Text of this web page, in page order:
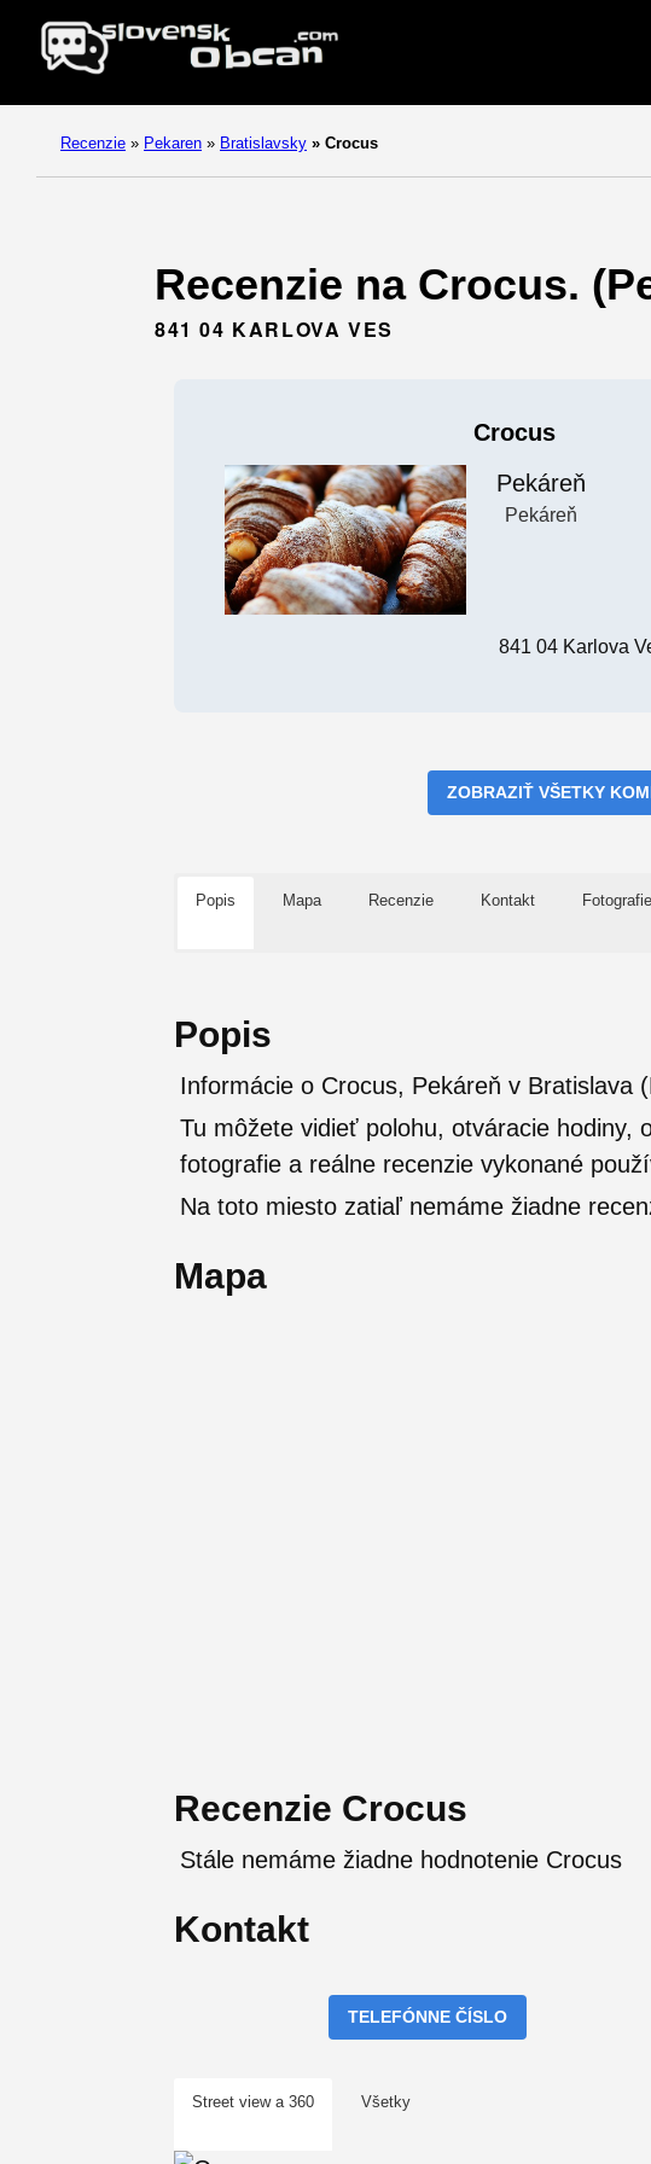
Recenzie » Pekaren » Bratislavsky » Crocus
Recenzie na Crocus.
841 04 KARLOVA VES
Crocus
Pekáreň
Pekáreň
841 04 Karlova
ZOBRAZIŤ VŠETKY
Popis Mapa Recenzie Kontakt Fotografie
Popis
Informácie o Crocus, Pekáreň v Bratislava
Tu môžete vidieť polohu, otváracie hodiny,
fotografie a reálne recenzie vykonané
Na toto miesto zatiaľ nemáme žiadne
Mapa
Recenzie Crocus
Stále nemáme žiadne hodnotenie Crocus
Kontakt
TELEFÓNNE ČÍSLO
Street view a 360 Všetky